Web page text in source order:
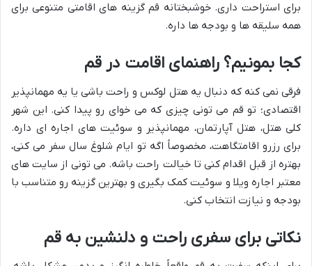
برای استراحت داری. خوشبختانه قم گزینه های اقامتی متنوعی برای
همه سلیقه ها و بودجه ها داره.
کجا بمونیم؟ راهنمای اقامت در قم
فرقی نمی کنه که دنبال یه هتل لوکس و راحت باشی یا یه مهمانپذیر
اقتصادی؛ تو قم می تونی چیزی که می خوای رو پیدا کنی. این شهر
کلی هتل، هتل آپارتمان، مهمانپذیر و سوئیت های اجاره ای داره.
برای رزرو اقامتگاهت، مخصوصاً اگه تو ایام شلوغ سال سفر می کنی،
بهتره از قبل اقدام کنی تا خیالت راحت باشه. می تونی از سایت های
معتبر اجاره ویلا و سوئیت کمک بگیری و بهترین گزینه رو متناسب با
بودجه و نیازت انتخاب کنی.
نکاتی برای سفری راحت و دلنشین به قم